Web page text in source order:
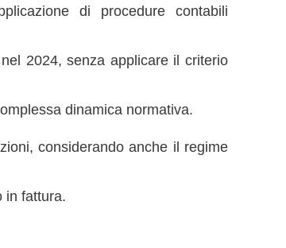
di procedure contabili
2024, senza applicare il criterio
dinamica normativa.
considerando anche il regime
in fattura.